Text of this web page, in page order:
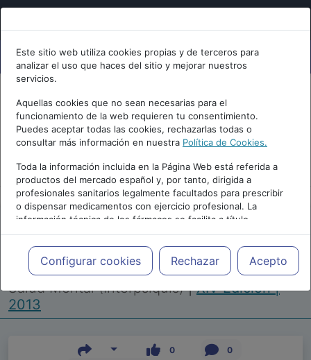
Este sitio web utiliza cookies propias y de terceros para
analizar el uso que haces del sitio y mejorar nuestros
servicios.
Aquellas cookies que no sean necesarias para el
funcionamiento de la web requieren tu consentimiento.
Puedes aceptar todas las cookies, rechazarlas todas o
consultar más información en nuestra Política de Cookies.
Toda la información incluida en la Página Web está referida a
productos del mercado español y, por tanto, dirigida a
profesionales sanitarios legalmente facultados para prescribir
o dispensar medicamentos con ejercicio profesional. La
información técnica de los fármacos se facilita a título
meramente informativo, siendo responsabilidad de los
profesionales facultados prescribir medicamentos y decidir, en
cada caso concreto, el tratamiento más adecuado a las
necesidades del paciente.
Configurar cookies Rechazar Acepto
Repositorio de Artículos |Congreso Virtual
Internacional de Psiquiatría, Psicología y
Salud Mental (Interpsiquis)|XIV Edición |
2013
0 0